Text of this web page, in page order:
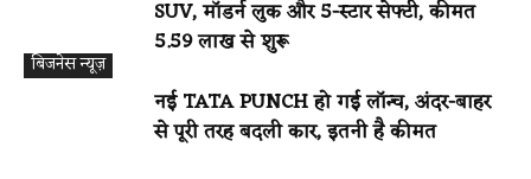
बिजनेस न्यूज़
SUV, मॉडर्न लुक और 5-स्टार सेफ्टी, कीमत
₹5.59 लाख से शुरू
नई TATA PUNCH हो गई लॉन्च, अंदर-बाहर
से पूरी तरह बदली कार, इतनी है कीमत